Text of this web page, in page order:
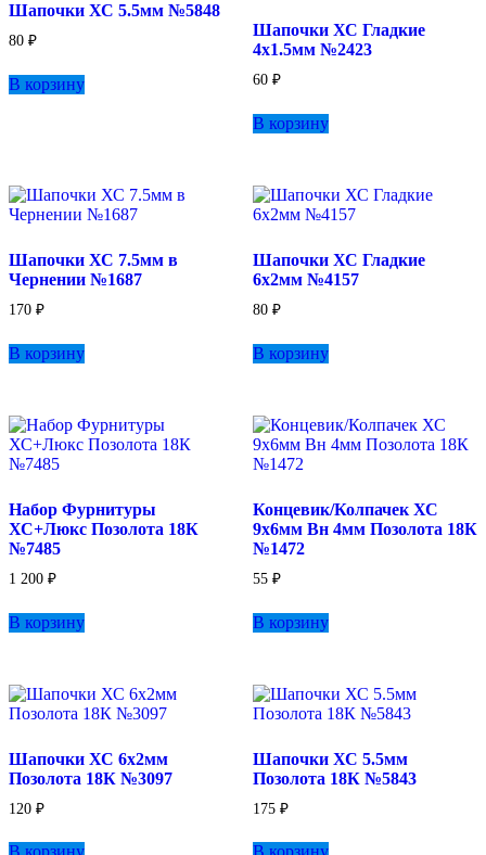
Шапочки ХС 5.5мм №5848
80 ₽
В корзину
Шапочки ХС Гладкие
4х1.5мм №2423
60 ₽
В корзину
Шапочки ХС 7.5мм в
Чернении №1687
170 ₽
В корзину
Шапочки ХС Гладкие
6х2мм №4157
80 ₽
В корзину
Набор Фурнитуры
ХС+Люкс Позолота 18К
№7485
1 200 ₽
В корзину
Концевик/Колпачек ХС
9х6мм Вн 4мм Позолота 18К
№1472
55 ₽
В корзину
Шапочки ХС 6х2мм
Позолота 18К №3097
120 ₽
Шапочки ХС 5.5мм
Позолота 18К №5843
175 ₽